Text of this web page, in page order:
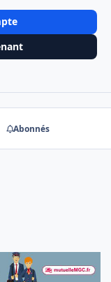
Abonnés